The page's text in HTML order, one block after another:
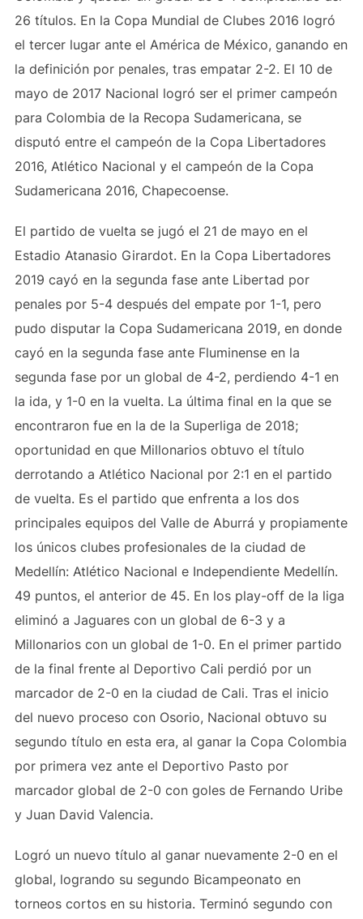
26 títulos. En la Copa Mundial de Clubes 2016 logró
el tercer lugar ante el América de México, ganando en
la definición por penales, tras empatar 2-2. El 10 de
mayo de 2017 Nacional logró ser el primer campeón
para Colombia de la Recopa Sudamericana, se
disputó entre el campeón de la Copa Libertadores
2016, Atlético Nacional y el campeón de la Copa
Sudamericana 2016, Chapecoense.
El partido de vuelta se jugó el 21 de mayo en el
Estadio Atanasio Girardot. En la Copa Libertadores
2019 cayó en la segunda fase ante Libertad por
penales por 5-4 después del empate por 1-1, pero
pudo disputar la Copa Sudamericana 2019, en donde
cayó en la segunda fase ante Fluminense en la
segunda fase por un global de 4-2, perdiendo 4-1 en
la ida, y 1-0 en la vuelta. La última final en la que se
encontraron fue en la de la Superliga de 2018;
oportunidad en que Millonarios obtuvo el título
derrotando a Atlético Nacional por 2:1 en el partido
de vuelta. Es el partido que enfrenta a los dos
principales equipos del Valle de Aburrá y propiamente
los únicos clubes profesionales de la ciudad de
Medellín: Atlético Nacional e Independiente Medellín.
49 puntos, el anterior de 45. En los play-off de la liga
eliminó a Jaguares con un global de 6-3 y a
Millonarios con un global de 1-0. En el primer partido
de la final frente al Deportivo Cali perdió por un
marcador de 2-0 en la ciudad de Cali. Tras el inicio
del nuevo proceso con Osorio, Nacional obtuvo su
segundo título en esta era, al ganar la Copa Colombia
por primera vez ante el Deportivo Pasto por
marcador global de 2-0 con goles de Fernando Uribe
y Juan David Valencia.
Logró un nuevo título al ganar nuevamente 2-0 en el
global, logrando su segundo Bicampeonato en
torneos cortos en su historia. Terminó segundo con